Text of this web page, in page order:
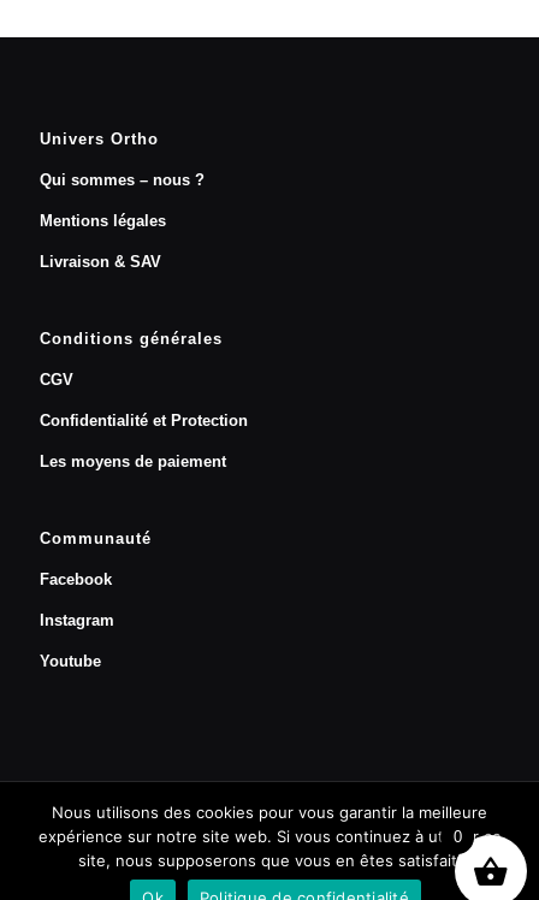
Univers Ortho
Qui sommes – nous ?
Mentions légales
Livraison & SAV
Conditions générales
CGV
Confidentialité et Protection
Les moyens de paiement
Communauté
Facebook
Instagram
Youtube
BestDev grp © 2019 | Univers Orthopédie
Prendre un rendez-vous 0
Nous utilisons des cookies pour vous garantir la meilleure
expérience sur notre site web. Si vous continuez à utiliser ce
site, nous supposerons que vous en êtes satisfait.